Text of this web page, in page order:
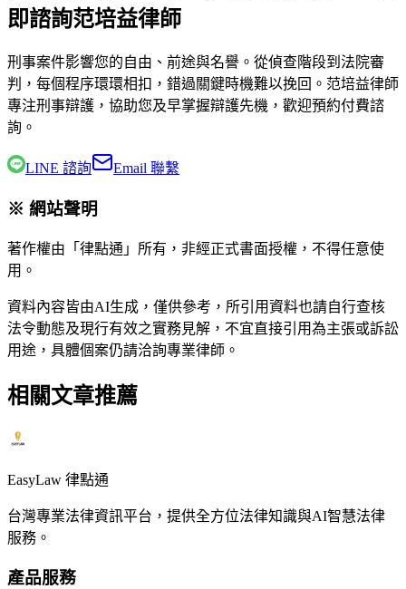
即諮詢范培益律師
刑事案件影響您的自由、前途與名譽。從偵查階段到法院審
判，每個程序環環相扣，錯過關鍵時機難以挽回。 范培益律師
專注刑事辯護，協助您及早掌握辯護先機，歡迎預約付費諮
詢。
LINE 諮詢 Email 聯繫
※ 網站聲明
著作權由「律點通」所有，非經正式書面授權，不得任意使
用。
資料內容皆由AI生成，僅供參考，所引用資料也請自行查核
法令動態及現行有效之實務見解，不宜直接引用為主張或訴訟
用途，具體個案仍請洽詢專業律師。
相關文章推薦
EasyLaw 律點通
台灣專業法律資訊平台，提供全方位法律知識與AI智慧法律
服務。
產品服務